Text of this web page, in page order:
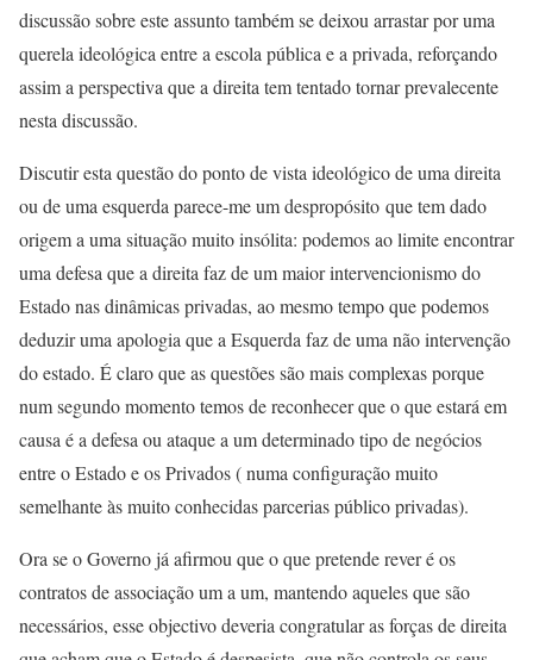
discussão sobre este assunto também se deixou arrastar por uma
querela ideológica entre a escola pública e a privada, reforçando
assim a perspectiva que a direita tem tentado tornar prevalecente
nesta discussão.
Discutir esta questão do ponto de vista ideológico de uma direita
ou de uma esquerda parece-me um despropósito que tem dado
origem a uma situação muito insólita: podemos ao limite encontrar
uma defesa que a direita faz de um maior intervencionismo do
Estado nas dinâmicas privadas, ao mesmo tempo que podemos
deduzir uma apologia que a Esquerda faz de uma não intervenção
do estado. É claro que as questões são mais complexas porque
num segundo momento temos de reconhecer que o que estará em
causa é a defesa ou ataque a um determinado tipo de negócios
entre o Estado e os Privados ( numa configuração muito
semelhante às muito conhecidas parcerias público privadas).
Ora se o Governo já afirmou que o que pretende rever é os
contratos de associação um a um, mantendo aqueles que são
necessários, esse objectivo deveria congratular as forças de direita